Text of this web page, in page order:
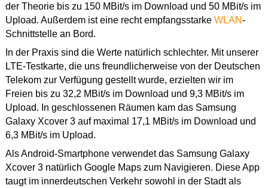
der Theorie bis zu 150 MBit/s im Download und 50 MBit/s im
Upload. Außerdem ist eine recht empfangsstarke WLAN-
Schnittstelle an Bord.
In der Praxis sind die Werte natürlich schlechter. Mit unserer
LTE-Testkarte, die uns freundlicherweise von der Deutschen
Telekom zur Verfügung gestellt wurde, erzielten wir im
Freien bis zu 32,2 MBit/s im Download und 9,3 MBit/s im
Upload. In geschlossenen Räumen kam das Samsung
Galaxy Xcover 3 auf maximal 17,1 MBit/s im Download und
6,3 MBit/s im Upload.
Als Android-Smartphone verwendet das Samsung Galaxy
Xcover 3 natürlich Google Maps zum Navigieren. Diese App
taugt im innerdeutschen Verkehr sowohl in der Stadt als